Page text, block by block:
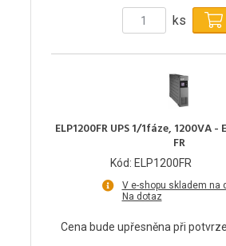
ks
ELP1200FR UPS 1/1fáze, 1200VA -
FR
Kód: ELP1200FR
V e-shopu skladem na
Na dotaz
Cena bude upřesněna při